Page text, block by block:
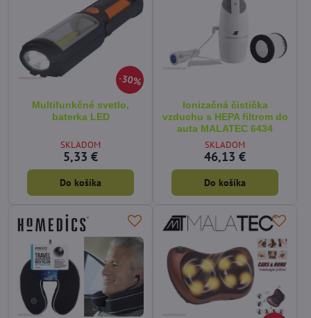
30%
Multifunkčné svetlo,
baterka LED
SKLADOM
5,33 €
Do košíka
Ionizačná čistička
vzduchu s HEPA filtrom do
auta MALATEC 6434
SKLADOM
46,13 €
Do košíka